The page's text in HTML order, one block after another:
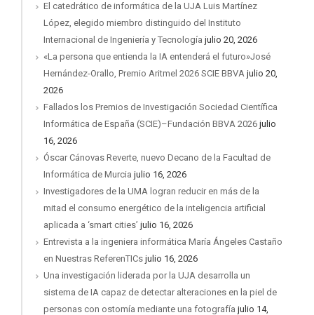
El catedrático de informática de la UJA Luis Martínez
López, elegido miembro distinguido del Instituto
Internacional de Ingeniería y Tecnología julio 20, 2026
«La persona que entienda la IA entenderá el futuro»José
Hernández-Orallo, Premio Aritmel 2026 SCIE BBVA julio 20,
2026
Fallados los Premios de Investigación Sociedad Científica
Informática de España (SCIE)–Fundación BBVA 2026 julio
16, 2026
Óscar Cánovas Reverte, nuevo Decano de la Facultad de
Informática de Murcia julio 16, 2026
Investigadores de la UMA logran reducir en más de la
mitad el consumo energético de la inteligencia artificial
aplicada a ‘smart cities’ julio 16, 2026
Entrevista a la ingeniera informática María Ángeles Castaño
en Nuestras ReferenTICs julio 16, 2026
Una investigación liderada por la UJA desarrolla un
sistema de IA capaz de detectar alteraciones en la piel de
personas con ostomía mediante una fotografía julio 14,